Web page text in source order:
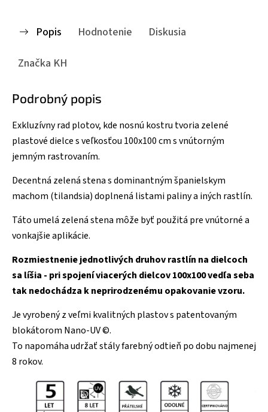
Popis Hodnotenie
Diskusia
Značka KH
Podrobný popis
Exkluzívny rad plotov, kde nosnú kostru tvoria zelené
plastové dielce s veľkosťou 100x100 cm s vnútorným
jemným rastrovaním.
Decentná zelená stena s dominantným španielskym
machom (tilandsia) doplnená listami paliny a iných rastlín.
Táto umelá zelená stena môže byť použitá pre vnútorné a
vonkajšie aplikácie.
Rozmiestnenie jednotlivých druhov rastlín na dielcoch
sa líšia - pri spojení viacerých dielcov 100x100 vedľa seba
tak nedochádza k neprirodzenému opakovanie vzoru.
Je vyrobený z veľmi kvalitných plastov s patentovaným
blokátorom Nano-UV ©.
To napomáha udržať stály farebný odtieň po dobu najmenej
8 rokov.